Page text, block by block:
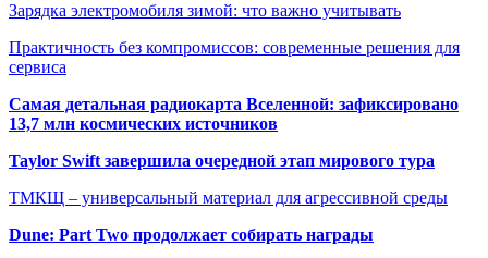
Зарядка электромобиля зимой: что важно учитывать
Практичность без компромиссов: современные решения для
сервиса
Самая детальная радиокарта Вселенной: зафиксировано
13,7 млн космических источников
Taylor Swift завершила очередной этап мирового тура
ТМКЩ – универсальный материал для агрессивной среды
Dune: Part Two продолжает собирать награды